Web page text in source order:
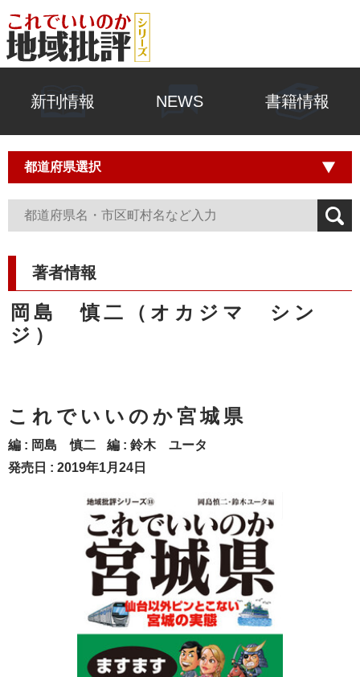
新刊情報 NEWS 書籍情報
著者情報
岡島 慎二（オカジマ シン
ジ）
これでいいのか宮城県
編 : 岡島 慎二 編 : 鈴木 ユータ
発売日 : 2019年1月24日